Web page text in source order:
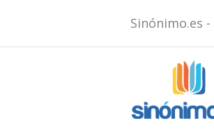
Sinónimo.es -